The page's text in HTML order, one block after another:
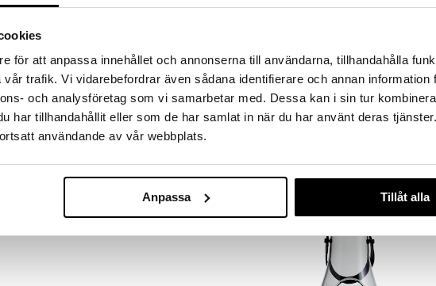
för att anpassa innehållet och annonserna till användarna, tillhandahålla
trafik. Vi vidarebefordrar även sådana identifierare och annan information
och analysföretag som vi samarbetar med. Dessa kan i sin tur
har tillhandahållit eller som de har samlat in när du har använt deras
användande av vår webbplats.
Anpassa Tillåt alla
Alster Candelabra
750